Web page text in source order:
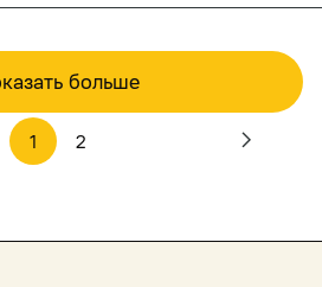
больше
1 2